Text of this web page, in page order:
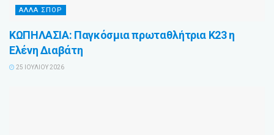
ΆΛΛΑ ΣΠΌΡ
ΚΩΠΗΛΑΣΙΑ: Παγκόσμια πρωταθλήτρια Κ23 η
Ελένη Διαβάτη
25 ΙΟΥΛΊΟΥ 2026